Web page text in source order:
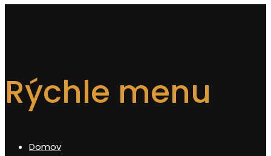
Rýchle menu
Domov